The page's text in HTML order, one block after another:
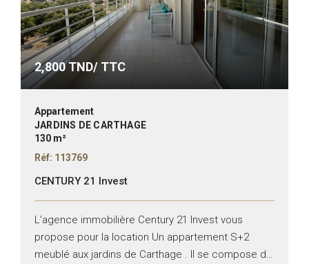
2,800TND/ TTC
Appartement
JARDINS DE CARTHAGE
130 m²
Réf: 113769
CENTURY 21 Invest
L’agence immobilière Century 21 Invest vous
propose pour la location Un appartement S+2
meublé aux jardins de Carthage . Il se compose de